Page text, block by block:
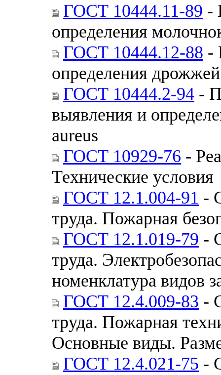
ГОСТ 10444.11-89 -
определения
ГОСТ 10444.12-88 -
определения
ГОСТ 10444.2-94 -
выявления и
aureus
ГОСТ 10929-76 -
Технические условия
ГОСТ 12.1.004-91 -
труда. Пожарная
ГОСТ 12.1.019-79 -
труда.
номенклатура видов
ГОСТ 12.4.009-83 -
труда. Пожарная
Основные виды.
ГОСТ 12.4.021-75 -